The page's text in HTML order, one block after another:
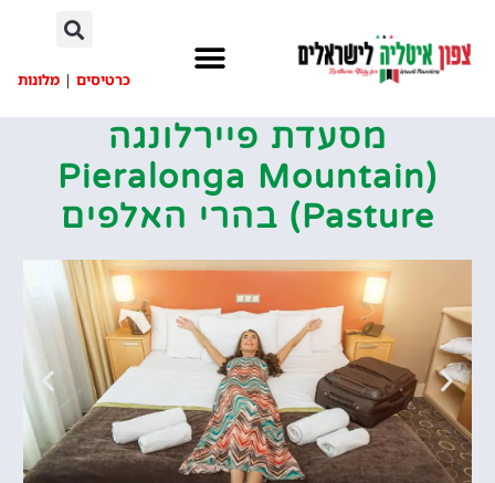
כרטיסים | מלונות
מסעדת פיירלונגה
(Pieralonga Mountain
Pasture‏‏) בהרי האלפים